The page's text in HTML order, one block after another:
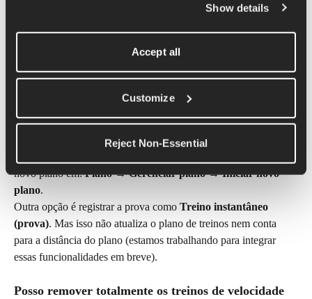
Show details
Accept all
Customize
Reject Non-Essential
Sim, se você não excluiu o plano anterior, ele está em Planos
recentes. Para voltar a ele: acesse a aba
plano → Ver planos recentes.
Posso mudar a distância da prova no meu plano?
Não é possível mudar a distância da prova após criar o plano.
novo plano em: Plano → Gerenciar plano → Iniciar novo
plano.
Outra opção é registrar a prova como Treino instantâneo
(prova). Mas isso não atualiza o plano de treinos nem conta
para a distância do plano (estamos trabalhando para integrar
essas funcionalidades em breve).
Posso remover totalmente os treinos de velocidade